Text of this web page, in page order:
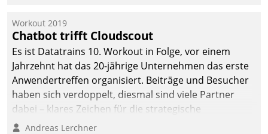
Einsparungen durch optimierte und automatisierte
Prozesse. Doch man darf nicht zu viel erwarten: Allein
mit der Einführung einer neuen Software ist es nicht
getan. Die Digitalisierung erfordert von Unternehmen
die Bereitschaft, sich zu überprüfen, zu hinterfragen
und zu verändern.
Workout 2019
Chatbot trifft Cloudscout
Es ist Datatrains 10. Workout in Folge, vor einem
Jahrzehnt hat das 20-jährige Unternehmen das erste
Anwendertreffen organisiert. Beiträge und Besucher
haben sich verdoppelt, diesmal sind viele Partner
dabei – klares Zeichen für die strategische
Fokussierung auf den Kunden.
Andreas Lerchner